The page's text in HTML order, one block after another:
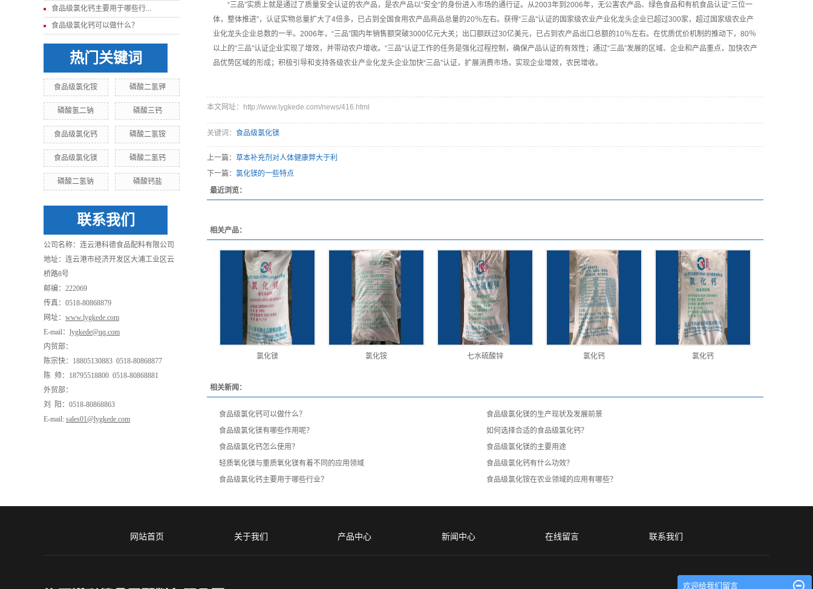
食品级氯化钙主要用于哪些行...
食品级氯化钙可以做什么？
热门关键词
食品级氯化铵 磷酸二氢钾
磷酸氢二钠 磷酸三钙
食品级氯化钙 磷酸二氢铵
食品级氯化镁 磷酸二氢钙
磷酸二氢钠 磷酸钙盐
联系我们
公司名称：连云港科德食品配料有限公司
地址：连云港市经济开发区大浦工业区云
桥路8号
邮编：222069
传真：0518-80868879
网址： www.lygkede.com
E-mail： lygkede@qq.com
内贸部：
陈宗快：18805130883 0518-80868877
陈 帅：18795518800 0518-80868881
外贸部：
刘 阳：0518-80868863
E-mail: sales01@lygkede.com
“三品”实质上就是通过了质量安全认证的农产品，是农产品以“安全”的身份进入市场的通行证。从2003年到2006年，无公害农产品、绿色食品和有机食品认证“三位一
体，整体推进”，认证实物总量扩大了4倍多，已占到全国食用农产品商品总量的20％左右。获得“三品”认证的国家级农业产业化龙头企业已超过300家，超过国家级农业产
业化龙头企业总数的一半。2006年，“三品”国内年销售额突破3000亿元大关；出口额跃过30亿美元，已占到农产品出口总额的10％左右。在优质优价机制的推动下，80％
以上的“三品”认证企业实现了增效，并带动农户增收。“三品”认证工作的任务是强化过程控制，确保产品认证的有效性；通过“三品”发展的区域、企业和产品重点，加快农产
品优势区域的形成；积极引导和支持各级农业产业化龙头企业加快“三品”认证，扩展消费市场，实现企业增效，农民增收。
本文网址：http://www.lygkede.com/news/416.html
关键词： 食品级氯化镁
上一篇： 草本补充剂对人体健康弊大于利
下一篇： 氯化镁的一些特点
最近浏览：
相关产品：
氯化镁 氯化铵 七水硫酸锌 氯化钙 氯化钙
相关新闻：
食品级氯化钙可以做什么？
食品级氯化镁的生产现状及发展前景
食品级氯化镁有哪些作用呢？
如何选择合适的食品级氯化钙？
食品级氯化钙怎么使用？
食品级氯化镁的主要用途
轻质氧化镁与重质氧化镁有着不同的应用领域
食品级氯化钙有什么功效？
食品级氯化钙主要用于哪些行业？
食品级氯化铵在农业领域的应用有哪些？
网站首页 关于我们 产品中心 新闻中心 在线留言 联系我们
欢迎给我们留言